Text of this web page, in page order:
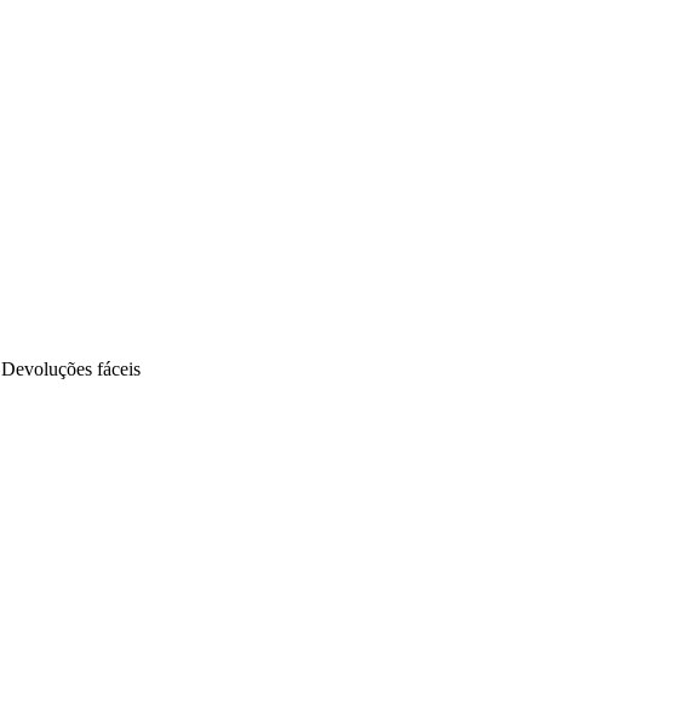
Devoluções fáceis